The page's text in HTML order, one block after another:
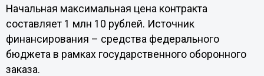
Начальная максимальная цена контракта
составляет 1 млн 10 рублей. Источник
финансирования – средства федерального
бюджета в рамках государственного оборонного
заказа.